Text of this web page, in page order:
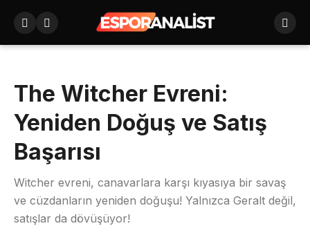
The Witcher Evreni:
Yeniden Doğuş ve Satış
Başarısı
Witcher evreni, canavarlara karşı kıyasıya bir savaş
ve cüzdanların yeniden doğuşu! Yalnızca Geralt değil,
satışlar da dövüşüyor!